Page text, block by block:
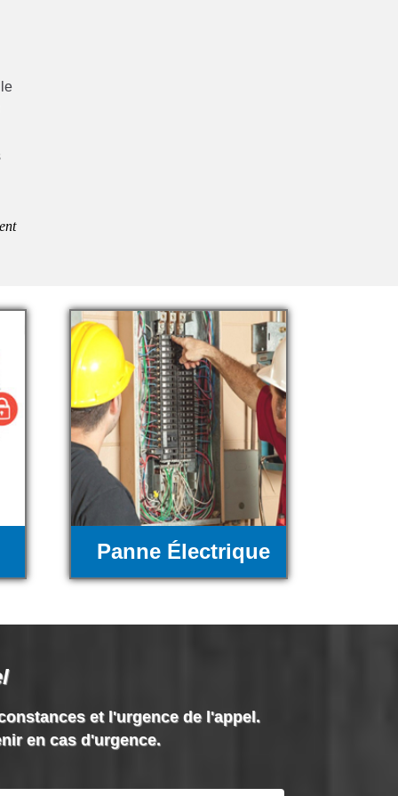
Panne Électrique
et l'urgence de l'appel.
en cas d'urgence.